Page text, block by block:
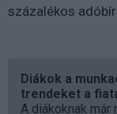
százalékos
Diákok a
trendeket a
A diákoknak már